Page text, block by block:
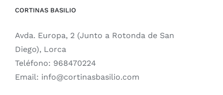
CORTINAS BASILIO
Avda. Europa, 2 (Junto a Rotonda de San
Diego), Lorca
Teléfono: 968470224
Email: info@cortinasbasilio.com